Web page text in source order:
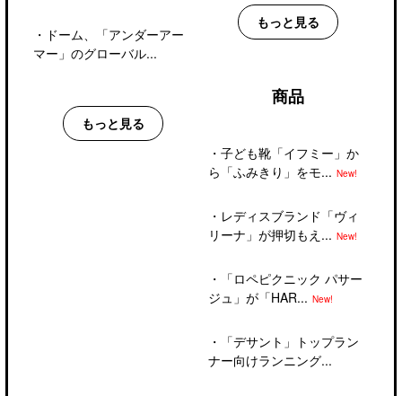
・ ドーム、「アンダーアー
マー」のグローバル...
もっと見る
もっと見る
商品
・ 子ども靴「イフミー」か
ら「ふみきり」をモ... New!
・ レディスブランド「ヴィ
リーナ」が押切もえ... New!
・
「ロペピクニック パサー
ジュ」が「HAR... New!
・
「デサント」トップラン
ナー向けランニング...